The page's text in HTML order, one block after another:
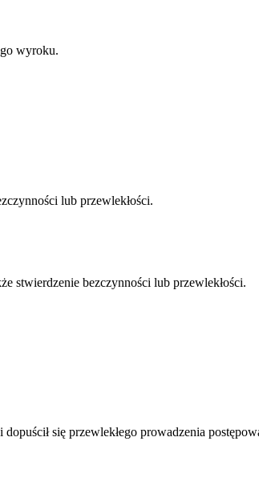
wyroku.
lub przewlekłości.
stwierdzenie bezczynności lub przewlekłości.
się przewlekłego prowadzenia